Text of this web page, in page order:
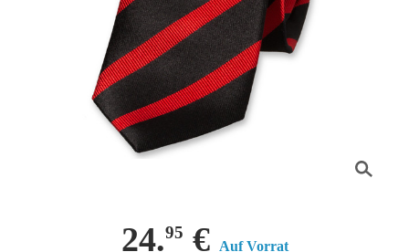
24.95 € Auf Vorrat